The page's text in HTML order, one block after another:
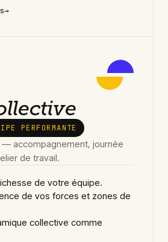
→
PERFORMANTE
— accompagnement, journée
de travail.
de votre équipe.
de vos forces et zones de
collective comme